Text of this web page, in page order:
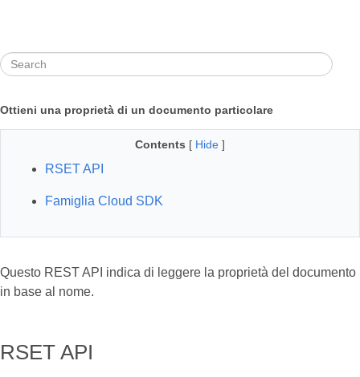
Ottieni una proprietà di un documento particolare
Contents [ Hide ]
RSET API
Famiglia Cloud SDK
Questo REST API indica di leggere la proprietà del documento
in base al nome.
RSET API